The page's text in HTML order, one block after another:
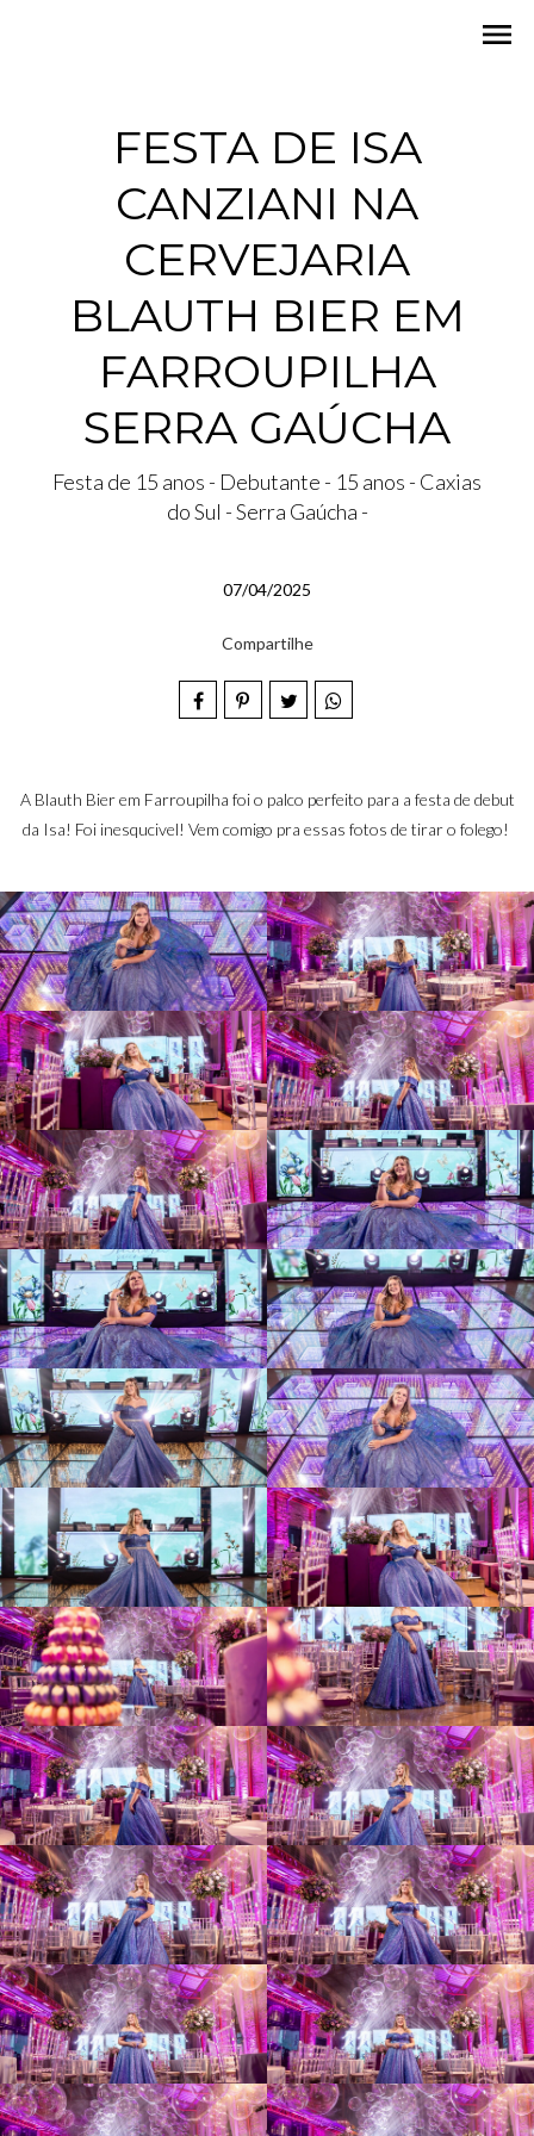
menu
FESTA DE ISA
CANZIANI NA
CERVEJARIA
BLAUTH BIER EM
FARROUPILHA
SERRA GAÚCHA
Festa de 15 anos - Debutante - 15 anos - Caxias
do Sul - Serra Gaúcha -
07/04/2025
Compartilhe
A Blauth Bier em Farroupilha foi o palco perfeito para a festa de debut
da Isa! Foi inesqucivel! Vem comigo pra essas fotos de tirar o folego!